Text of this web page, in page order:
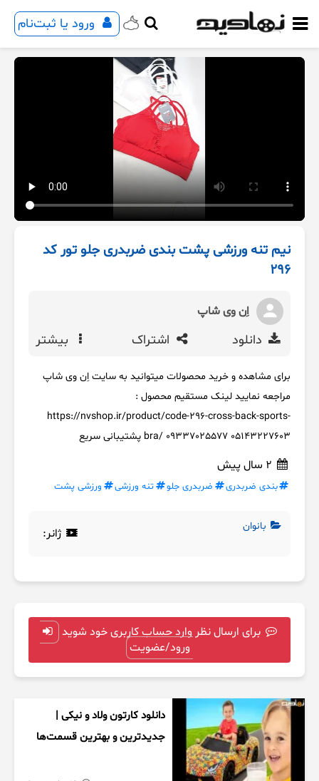
ورود یا ثبت‌نام
نیم تنه ورزشی پشت بندی ضربدری جلو تور کد
296
اِن وی شاپ
دانلود اشتراک بیشتر
برای مشاهده و خرید محصولات میتوانید به سایت اِن وی شاپ
مراجعه نمایید لینک مستقیم محصول :
https://nvshop.ir/product/code-296-cross-back-sports-
bra/ 09337025577 05143227603 پشتیبانی سریع
بندی ضربدری ضربدری جلو تنه ورزشی ورزشی پشت
بانوان ژانر:
برای ارسال نظر وارد حساب کاربری خود شوید
ورود/عضویت
دانلود کارتون ولاد و نیکی |
جدیدترین و بهترین قسمت‌ها